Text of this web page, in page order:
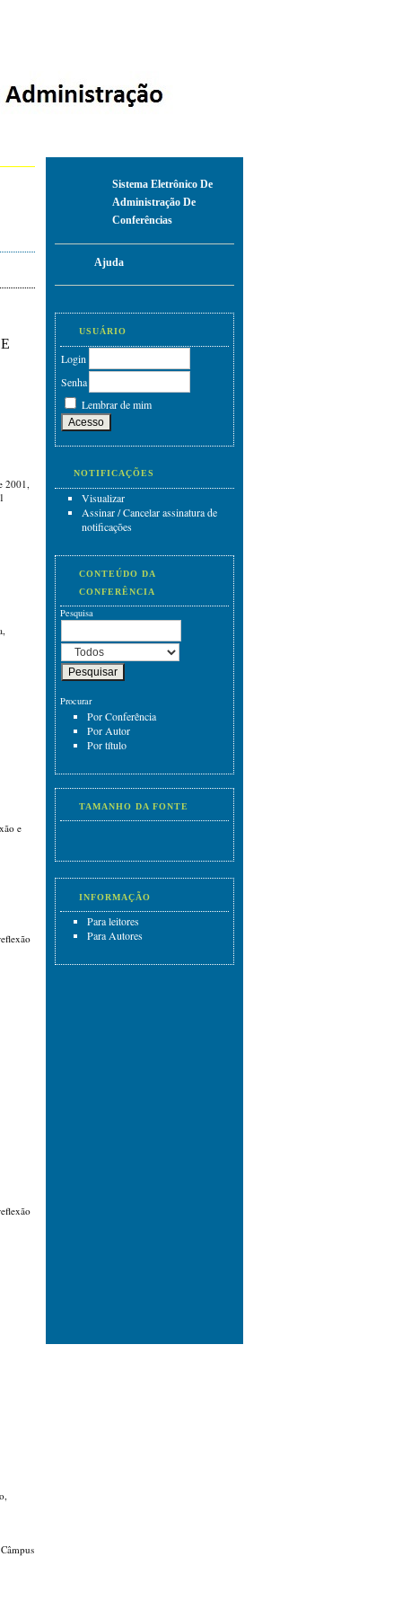
Sistema Eletrônico De
Administração De
Conferências
Ajuda
USUÁRIO
Login
Senha
Lembrar de mim
NOTIFICAÇÕES
Visualizar
Assinar/Cancelar assinatura de
notificações
CONTEÚDO DA
CONFERÊNCIA
Pesquisa
Procurar
Por Conferência
Por Autor
Por título
TAMANHO DA FONTE
INFORMAÇÃO
Para leitores
Para Autores
2001,
e